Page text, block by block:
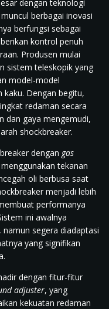
dengan teknologi
berbagai inovasi
berfungsi sebagai
kontrol penuh
Produsen mulai
sistem teleskopik yang
model-model
kaku. Dengan begitu,
redaman secara
dan gaya mengemudi,
shockbreaker.
dengan gas
tekanan
oli berbusa saat
menjadi lebih
performanya
ini awalnya
segera diadaptasi
yang signifikan
dengan fitur-fitur
adjuster, yang
kekuatan redaman